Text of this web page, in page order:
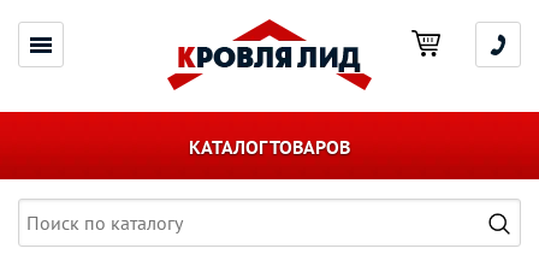
КАТАЛОГ ТОВАРОВ